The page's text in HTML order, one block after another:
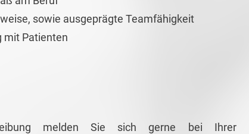
sowie ausgeprägte Teamfähigkeit
mit Patienten
melden Sie sich gerne bei Ihrer